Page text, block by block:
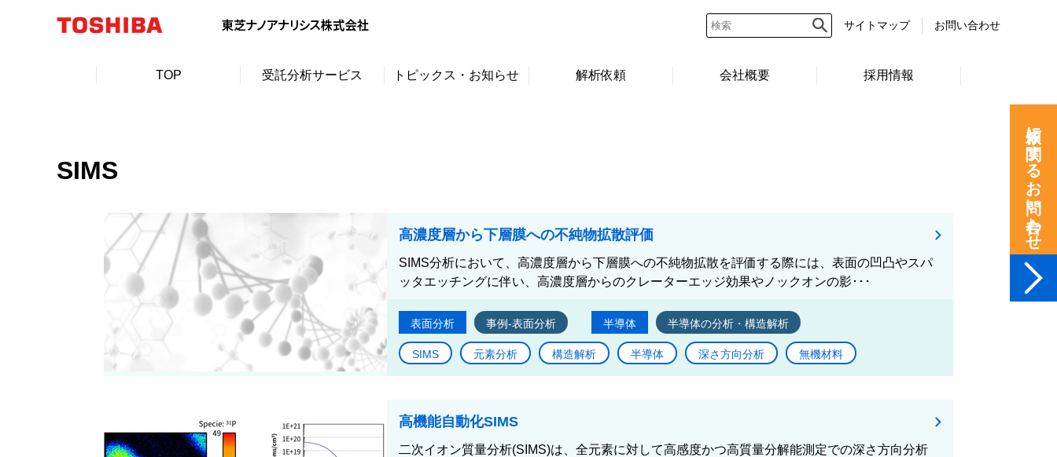
サイトマップ お問い合わせ
TOP 受託分析サービス トピックス・お知らせ 解析依頼 会社概要 採用情報
SIMS
高濃度層から下層膜への不純物拡散評価
SIMS分析において、高濃度層から下層膜への不純物拡散を評価する際には、表面の凹凸やスパ
ッタエッチングに伴い、高濃度層からのクレーターエッジ効果やノックオンの影･･･
表面分析 事例-表面分析 半導体 半導体の分析・構造解析
SIMS 元素分析 構造解析 半導体 深さ方向分析 無機材料
高機能自動化SIMS
二次イオン質量分析(SIMS)は、全元素に対して高感度かつ高質量分解能測定での深さ方向分析
依頼に関するお問い合わせ